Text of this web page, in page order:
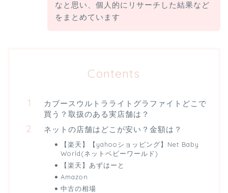
なと思い、個人的にリサーチした結果など
をまとめています
Contents
カブースウルトラライトグラファイトどこで
買う？取扱のある実店舗は？
ネットの店舗はどこが安い？金額は？
【楽天】【yahooショッピング】Net Baby
World(ネットベビーワールド)
【楽天】あずはーと
Amazon
中古の相場